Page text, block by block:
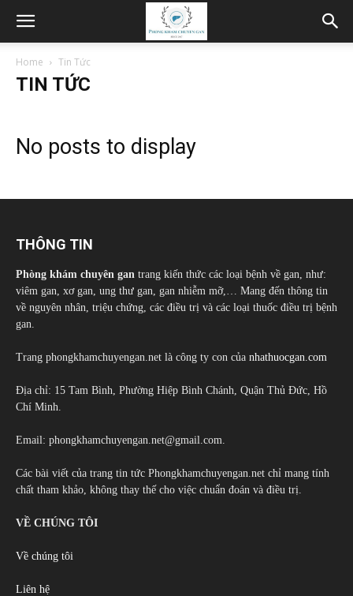
Home Tin Tức
TIN TỨC
No posts to display
THÔNG TIN
Phòng khám chuyên gan trang kiến thức các loại bệnh về gan, như:
viêm gan, xơ gan, ung thư gan, gan nhiễm mỡ,… Mang đến thông tin
về nguyên nhân, triệu chứng, các điều trị và các loại thuốc điều trị bệnh
gan.
Trang phongkhamchuyengan.net là công ty con của nhathuocgan.com
Địa chỉ: 15 Tam Bình, Phường Hiệp Bình Chánh, Quận Thủ Đức, Hồ
Chí Minh.
Email: phongkhamchuyengan.net@gmail.com.
Các bài viết của trang tin tức Phongkhamchuyengan.net chỉ mang tính
chất tham khảo, không thay thế cho việc chuẩn đoán và điều trị.
VỀ CHÚNG TÔI
Về chúng tôi
Liên hệ